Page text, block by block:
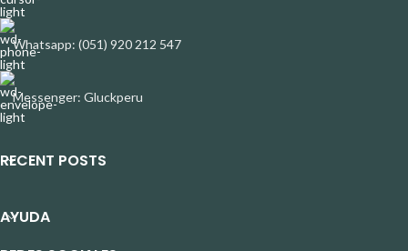
Whatsapp: (051) 920 212 547
Messenger: Gluckperu
RECENT POSTS
AYUDA